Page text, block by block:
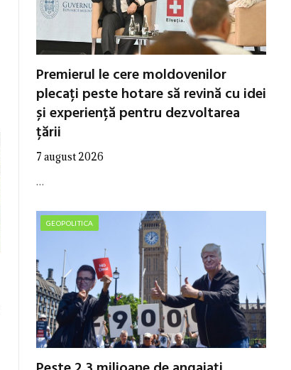
Premierul le cere moldovenilor
plecați peste hotare să revină cu idei
și experiență pentru dezvoltarea
țării
7 august 2026
…
GEOPOLITICA